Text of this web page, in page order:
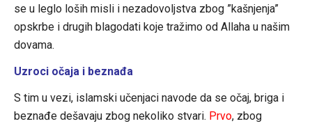
se u leglo loših misli i nezadovoljstva zbog ”kašnjenja”
opskrbe i drugih blagodati koje tražimo od Allaha u našim
dovama.
Uzroci očaja i beznađa
S tim u vezi, islamski učenjaci navode da se očaj, briga i
beznađe dešavaju zbog nekoliko stvari. Prvo, zbog